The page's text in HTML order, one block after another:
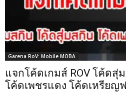
Garena RoV: Mobile MOBA
แจกโค้ดเกมส์ ROV โค้ด
โค้ดเพชรแดง โค้ดเหรียญ